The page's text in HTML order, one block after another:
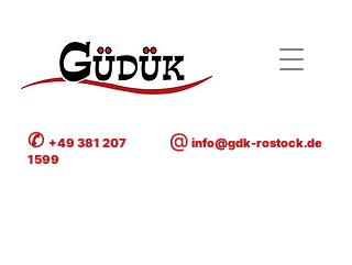
✆ +49 381 207
1599
@ info@gdk-rostock.de